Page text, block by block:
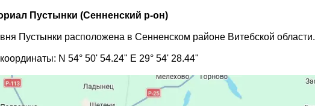
Пустынки (Сенненский р-он)
Пустынки расположена в Сенненском районе Витебской области.
N 54° 50' 54.24" E 29° 54' 28.44"